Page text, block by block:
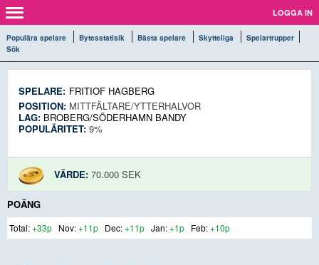
LOGGA IN
Populära spelare Bytesstatisik Bästa spelare Skytteliga
Spelartrupper
Sök
SPELARE: FRITIOF HAGBERG
POSITION: MITTFÄLTARE/YTTERHALVOR
LAG: BROBERG/SÖDERHAMN BANDY
POPULÄRITET: 9%
VÄRDE: 70.000 SEK
POÄNG
+33p +11p +11p +1p +10p